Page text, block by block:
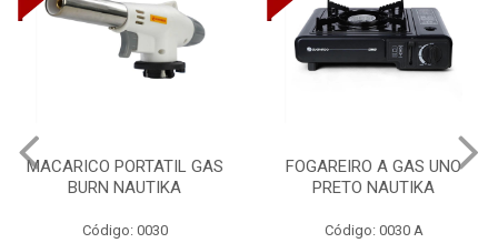
FOGAREIRO A GAS UNO
PRETO NAUTIKA
Código: 0030 A
CANALETA 20X10X2M
C/DIVISORIA C/DUPLA FACE
Código: 4990